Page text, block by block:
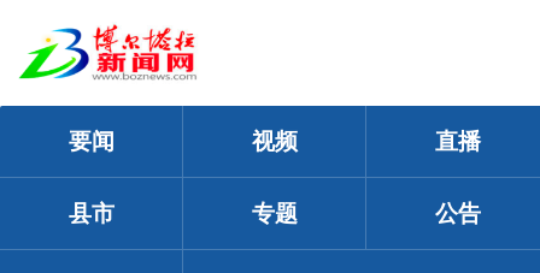
要闻 视频 直播
县市 专题 公告